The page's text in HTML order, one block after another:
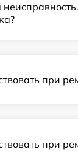
при
при